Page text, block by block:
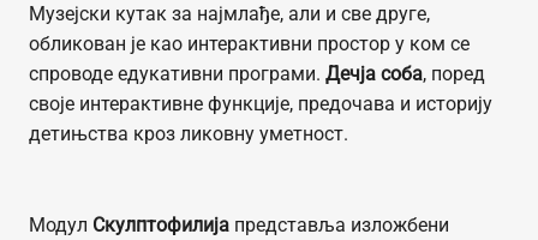
Музејски кутак за најмлађе, али и све друге,
обликован је као интерактивни простор у ком се
спроводе едукативни програми. Дечја соба, поред
своје интерактивне функције, предочава и историју
детињства кроз ликовну уметност.
Модул Скулптофилијапредставља изложбени